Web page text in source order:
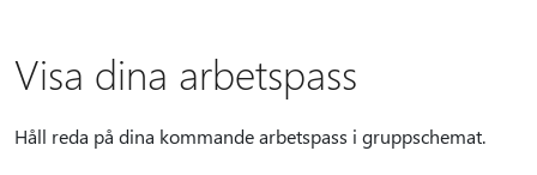
Visa dina arbetspass
Håll reda på dina kommande arbetspass i gruppschemat.